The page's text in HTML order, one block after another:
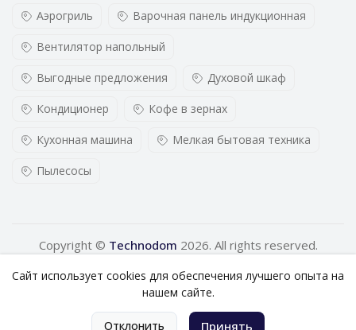
Аэрогриль Варочная панель индукционная
Вентилятор напольный
Выгодные предложения Духовой шкаф
Кондиционер Кофе в зернах
Кухонная машина Мелкая бытовая техника
Пылесосы
Copyright © Technodom 2026. All rights reserved.
Сайт использует cookies для обеспечения лучшего опыта на
нашем сайте.
Отклонить Принять